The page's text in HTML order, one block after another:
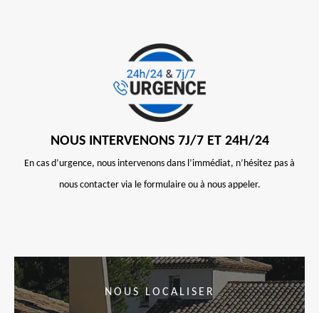
NOUS INTERVENONS 7J/7 ET 24H/24
En cas d’urgence, nous intervenons dans l’immédiat, n’hésitez pas à
nous contacter via le formulaire ou à nous appeler.
NOUS LOCALISER